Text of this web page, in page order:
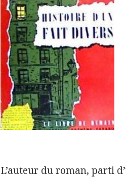
L’auteur du roman, parti